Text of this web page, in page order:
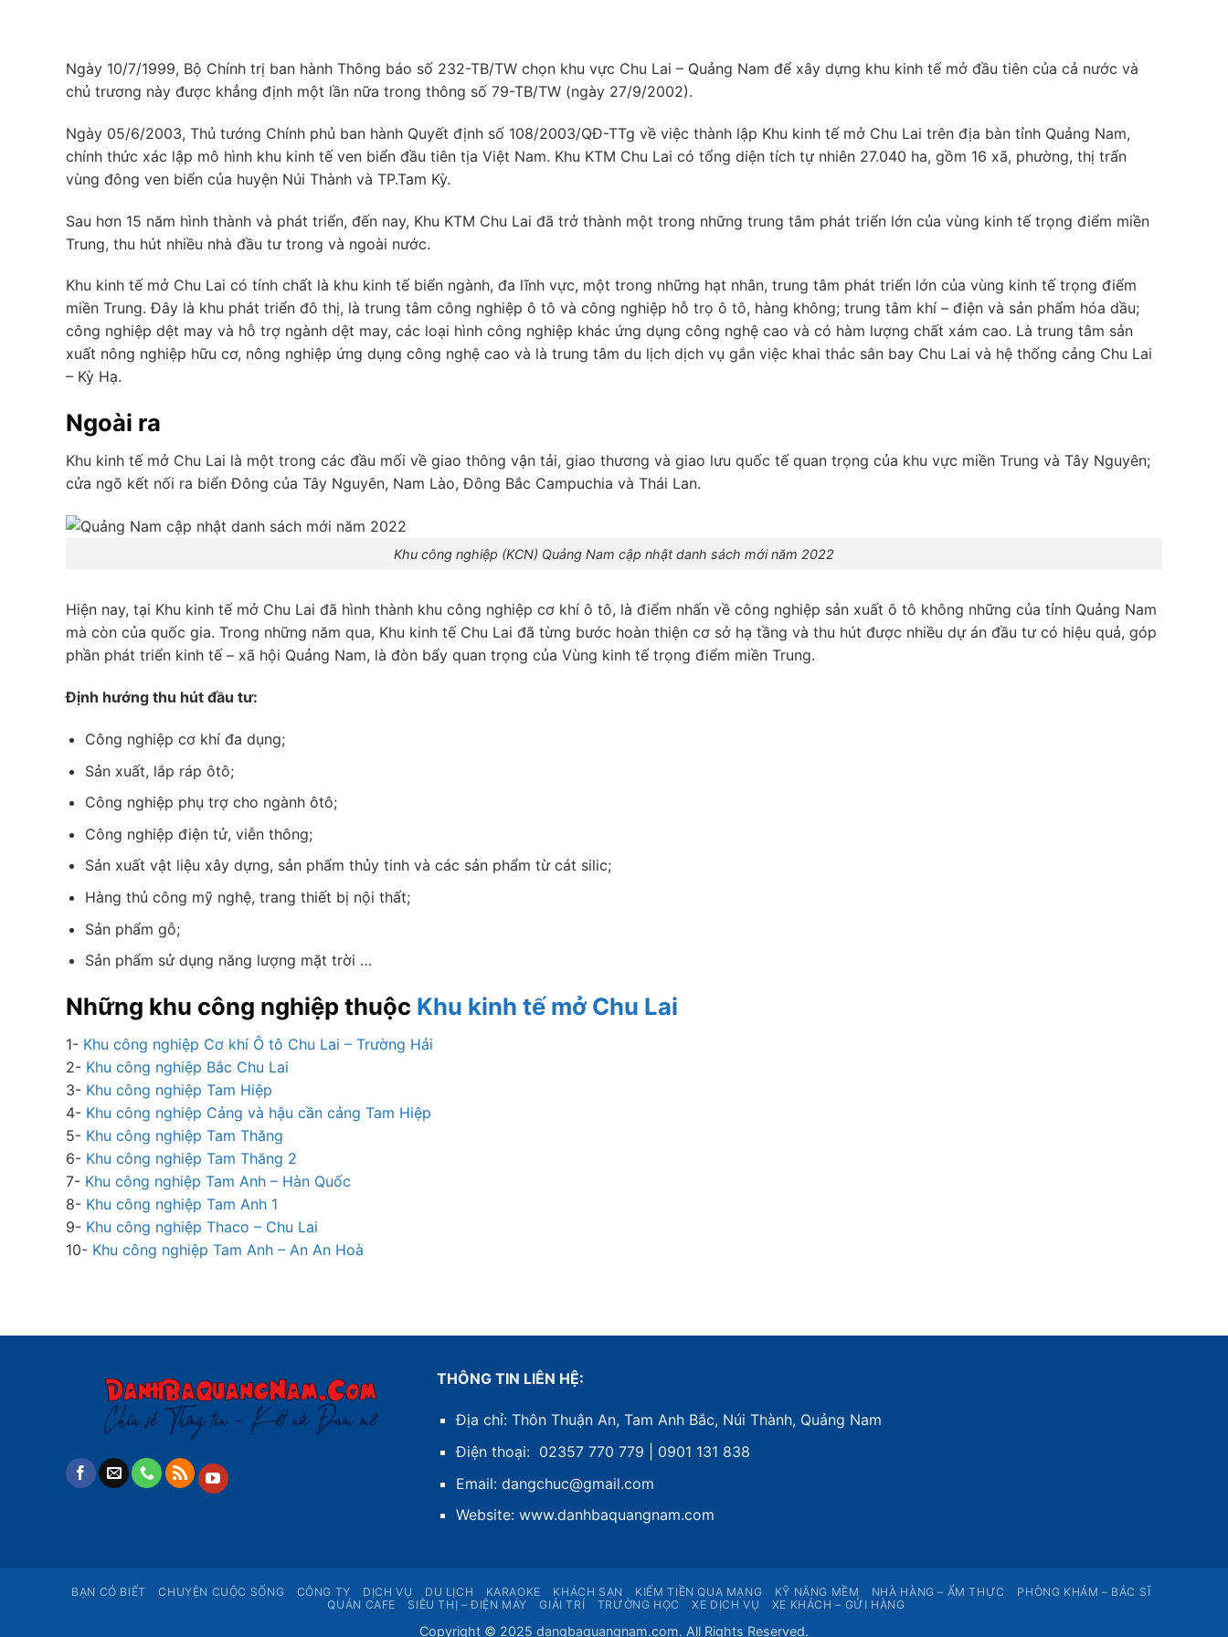
Ngày 10/7/1999, Bộ Chính trị ban hành Thông báo số 232-TB/TW chọn khu vực Chu Lai – Quảng Nam để xây dựng khu kinh tế mở đầu tiên của cả nước và
chủ trương này được khẳng định một lần nữa trong thông số 79-TB/TW (ngày 27/9/2002).
Ngày 05/6/2003, Thủ tướng Chính phủ ban hành Quyết định số 108/2003/QĐ-TTg về việc thành lập Khu kinh tế mở Chu Lai trên địa bàn tỉnh Quảng Nam,
chính thức xác lập mô hình khu kinh tế ven biển đầu tiên tịa Việt Nam. Khu KTM Chu Lai có tổng diện tích tự nhiên 27.040 ha, gồm 16 xã, phường, thị trấn
vùng đông ven biển của huyện Núi Thành và TP.Tam Kỳ.
Sau hơn 15 năm hình thành và phát triển, đến nay, Khu KTM Chu Lai đã trở thành một trong những trung tâm phát triển lớn của vùng kinh tế trọng điểm miền
Trung, thu hút nhiều nhà đầu tư trong và ngoài nước.
Khu kinh tế mở Chu Lai có tính chất là khu kinh tế biển ngành, đa lĩnh vực, một trong những hạt nhân, trung tâm phát triển lớn của vùng kinh tế trọng điểm
miền Trung. Đây là khu phát triển đô thị, là trung tâm công nghiệp ô tô và công nghiệp hỗ trọ ô tô, hàng không; trung tâm khí – điện và sản phẩm hóa dầu;
công nghiệp dệt may và hỗ trợ ngành dệt may, các loại hình công nghiệp khác ứng dụng công nghệ cao và có hàm lượng chất xám cao. Là trung tâm sản
xuất nông nghiệp hữu cơ, nông nghiệp ứng dụng công nghệ cao và là trung tâm du lịch dịch vụ gắn việc khai thác sân bay Chu Lai và hệ thống cảng Chu Lai
– Kỳ Hạ.
Ngoài ra
Khu kinh tế mở Chu Lai là một trong các đầu mối về giao thông vận tải, giao thương và giao lưu quốc tế quan trọng của khu vực miền Trung và Tây Nguyên;
cửa ngõ kết nối ra biển Đông của Tây Nguyên, Nam Lào, Đông Bắc Campuchia và Thái Lan.
Khu công nghiệp (KCN) Quảng Nam cập nhật danh sách mới năm 2022
Hiện nay, tại Khu kinh tế mở Chu Lai đã hình thành khu công nghiệp cơ khí ô tô, là điểm nhấn về công nghiệp sản xuất ô tô không những của tỉnh Quảng Nam
mà còn của quốc gia. Trong những năm qua, Khu kinh tế Chu Lai đã từng bước hoàn thiện cơ sở hạ tầng và thu hút được nhiều dự án đầu tư có hiệu quả, góp
phần phát triển kinh tế – xã hội Quảng Nam, là đòn bẩy quan trọng của Vùng kinh tế trọng điểm miền Trung.
Định hướng thu hút đầu tư:
Công nghiệp cơ khí đa dụng;
Sản xuất, lắp ráp ôtô;
Công nghiệp phụ trợ cho ngành ôtô;
Công nghiệp điện tử, viễn thông;
Sản xuất vật liệu xây dựng, sản phẩm thủy tinh và các sản phẩm từ cát silic;
Hàng thủ công mỹ nghệ, trang thiết bị nội thất;
Sản phẩm gỗ;
Sản phẩm sử dụng năng lượng mặt trời …
Những khu công nghiệp thuộc Khu kinh tế mở Chu Lai
1- Khu công nghiệp Cơ khí Ô tô Chu Lai – Trường Hải
2- Khu công nghiệp Bắc Chu Lai
3- Khu công nghiệp Tam Hiệp
4- Khu công nghiệp Cảng và hậu cần cảng Tam Hiệp
5- Khu công nghiệp Tam Thăng
6- Khu công nghiệp Tam Thăng 2
7- Khu công nghiệp Tam Anh – Hàn Quốc
8- Khu công nghiệp Tam Anh 1
9- Khu công nghiệp Thaco – Chu Lai
10- Khu công nghiệp Tam Anh – An An Hoà
THÔNG TIN LIÊN HỆ:
Địa chỉ: Thôn Thuận An, Tam Anh Bắc, Núi Thành, Quảng Nam
Điện thoại: 02357 770 779 | 0901 131 838
Email: dangchuc@gmail.com
Website: www.danhbaquangnam.com
BẠN CÓ BIẾT CHUYỆN CUỘC SỐNG CÔNG TY DỊCH VỤ DU LỊCH KARAOKE KHÁCH SẠN KIẾM TIỀN QUA MẠNG KỸ NĂNG MỀM NHÀ HÀNG – ẨM THỰC
PHÒNG KHÁM – BÁC SĨ
QUÁN CAFE
SIÊU THỊ – ĐIỆN MÁY GIẢI TRÍ TRƯỜNG HỌC XE DỊCH VỤ XE KHÁCH – GỬI HÀNG
Copyright © 2025 dangbaquangnam.com. All Rights Reserved.